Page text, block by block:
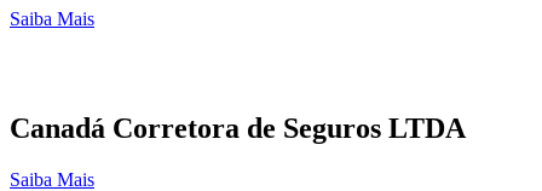
Saiba Mais
Canadá Corretora de Seguros LTDA
Saiba Mais